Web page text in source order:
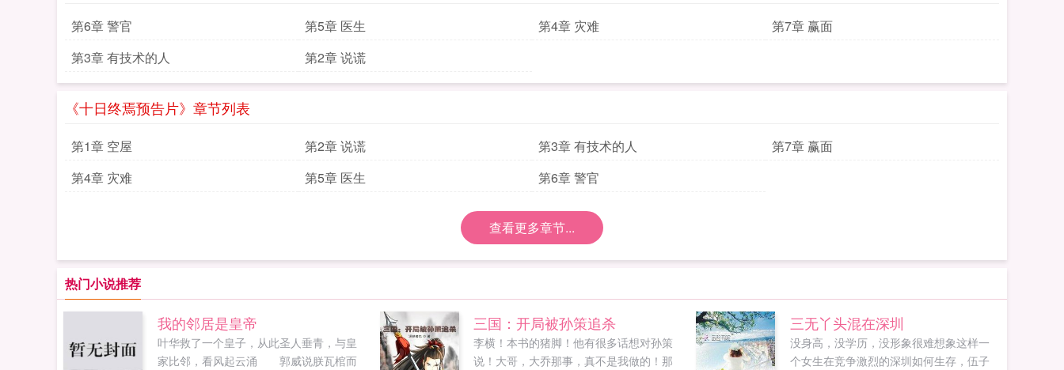
第6章 警官 第5章 医生 第4章 灾难
第7章 赢面
第3章 有技术的人
第2章 说谎
《十日终焉预告片》章节列表
第1章 空屋 第2章 说谎 第3章 有技术的人
第7章 赢面
第4章 灾难
第5章 医生 第6章 警官
查看更多章节...
热门小说推荐
我的邻居是皇帝
叶华救了一个皇子，从此圣人垂青，与皇
家比邻，看风起云涌 郭威说朕瓦棺而
三国：开局被孙策追杀
李横！本书的猪脚！他有很多话想对孙策
说！大哥，大乔那事，真不是我做的！那
三无丫头混在深圳
没身高，没学历，没形象很难想象这样一
个女生在竞争激烈的深圳如何生存，伍子